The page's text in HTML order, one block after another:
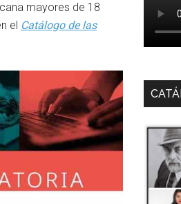
mayores de 18
el Catálogo de las